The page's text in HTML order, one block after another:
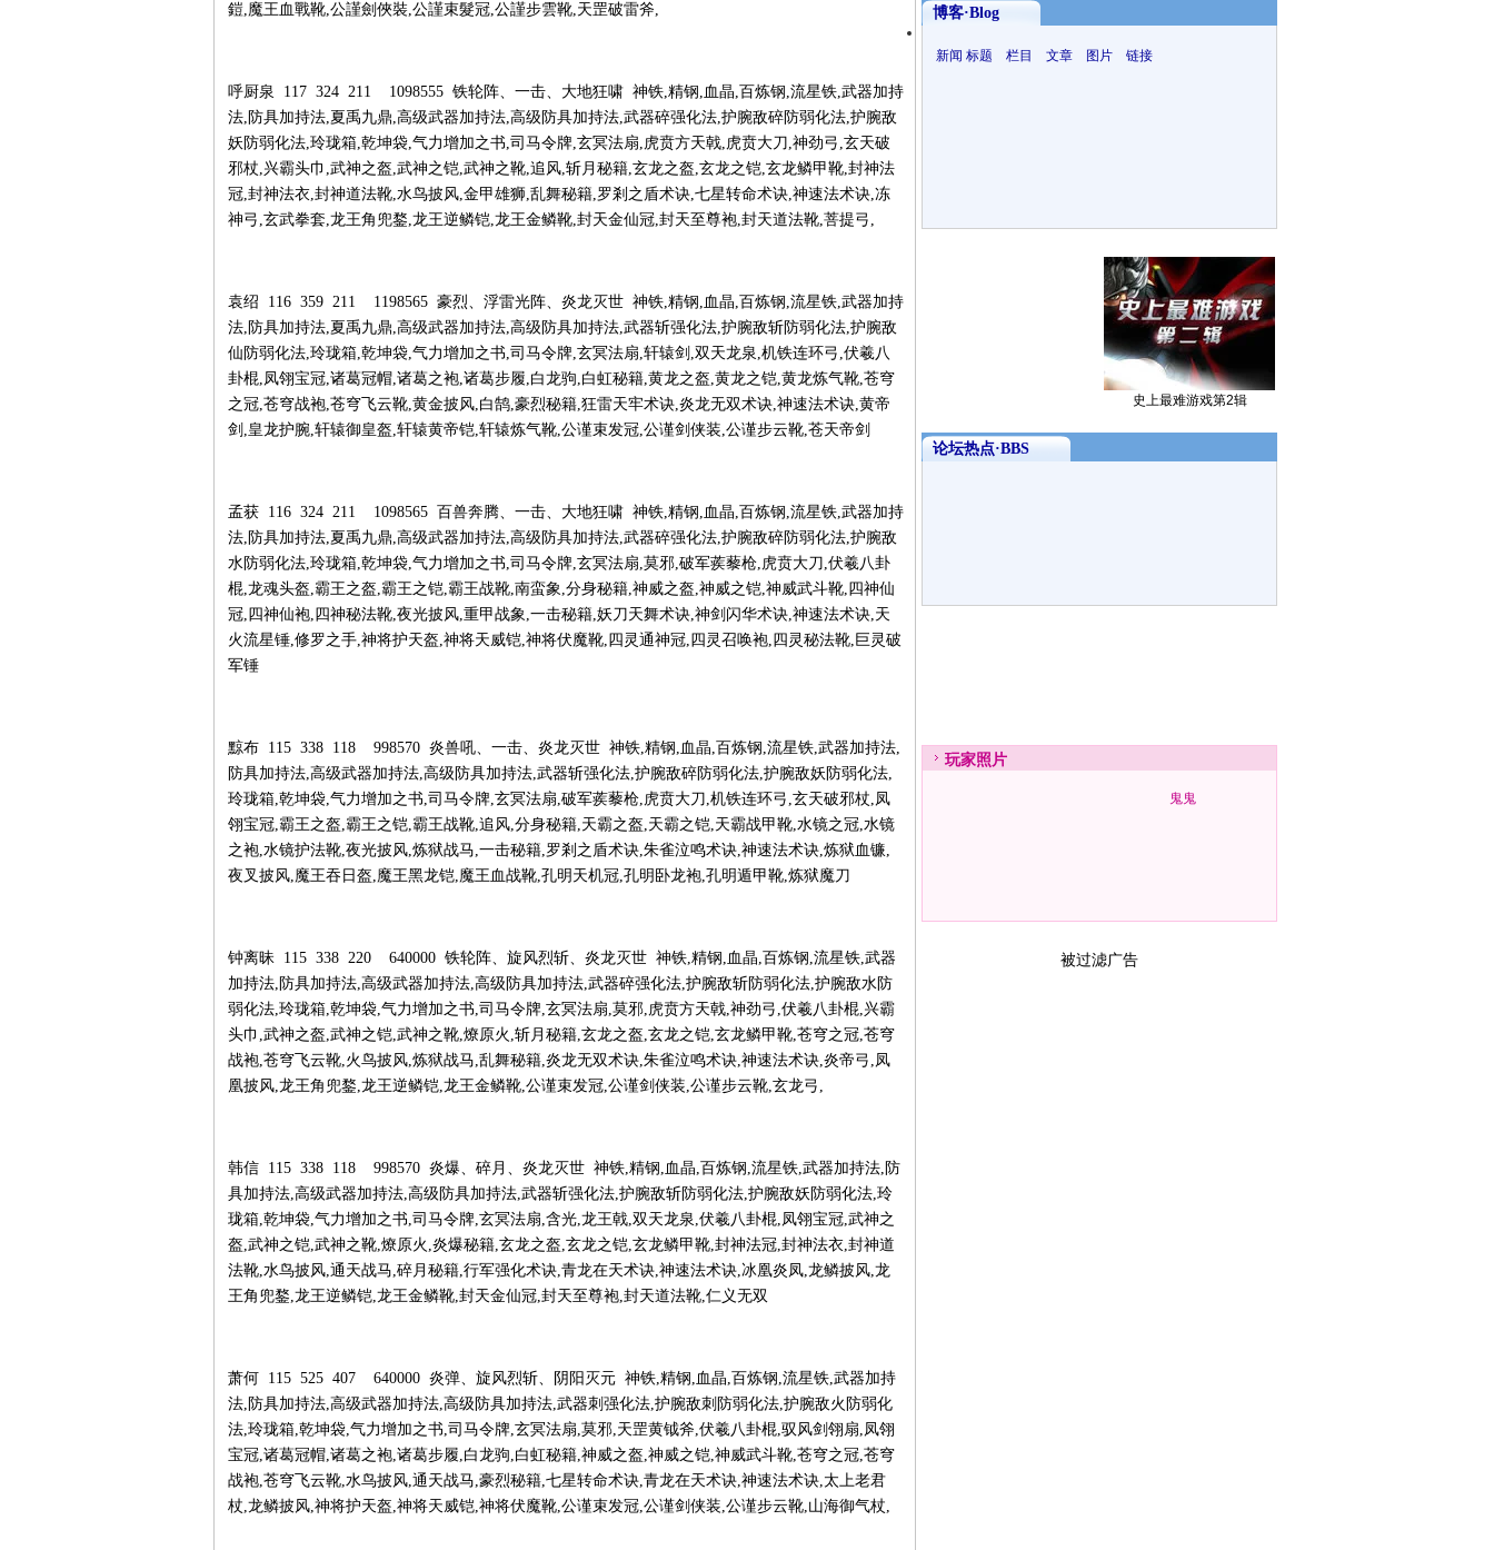
鎧,魔王血戰靴,公謹劍俠裝,公謹束髮冠,公謹步雲靴,天罡破雷斧,
呼厨泉 117 324 211 1098555 铁轮阵、一击、大地狂啸 神铁,精钢,血晶,百炼钢,流星铁,武器加持
法,防具加持法,夏禹九鼎,高级武器加持法,高级防具加持法,武器碎强化法,护腕敌碎防弱化法,护腕敌
妖防弱化法,玲珑箱,乾坤袋,气力增加之书,司马令牌,玄冥法扇,虎贲方天戟,虎贲大刀,神劲弓,玄天破
邪杖,兴霸头巾,武神之盔,武神之铠,武神之靴,追风,斩月秘籍,玄龙之盔,玄龙之铠,玄龙鳞甲靴,封神法
冠,封神法衣,封神道法靴,水鸟披风,金甲雄狮,乱舞秘籍,罗剎之盾术诀,七星转命术诀,神速法术诀,冻
神弓,玄武拳套,龙王角兜鍪,龙王逆鳞铠,龙王金鳞靴,封天金仙冠,封天至尊袍,封天道法靴,菩提弓,
袁绍 116 359 211 1198565 豪烈、浮雷光阵、炎龙灭世 神铁,精钢,血晶,百炼钢,流星铁,武器加持
法,防具加持法,夏禹九鼎,高级武器加持法,高级防具加持法,武器斩强化法,护腕敌斩防弱化法,护腕敌
仙防弱化法,玲珑箱,乾坤袋,气力增加之书,司马令牌,玄冥法扇,轩辕剑,双天龙泉,机铁连环弓,伏羲八
卦棍,凤翎宝冠,诸葛冠帽,诸葛之袍,诸葛步履,白龙驹,白虹秘籍,黄龙之盔,黄龙之铠,黄龙炼气靴,苍穹
之冠,苍穹战袍,苍穹飞云靴,黄金披风,白鹄,豪烈秘籍,狂雷天牢术诀,炎龙无双术诀,神速法术诀,黄帝
剑,皇龙护腕,轩辕御皇盔,轩辕黄帝铠,轩辕炼气靴,公谨束发冠,公谨剑侠装,公谨步云靴,苍天帝剑
孟获 116 324 211 1098565 百兽奔腾、一击、大地狂啸 神铁,精钢,血晶,百炼钢,流星铁,武器加持
法,防具加持法,夏禹九鼎,高级武器加持法,高级防具加持法,武器碎强化法,护腕敌碎防弱化法,护腕敌
水防弱化法,玲珑箱,乾坤袋,气力增加之书,司马令牌,玄冥法扇,莫邪,破军蒺藜枪,虎贲大刀,伏羲八卦
棍,龙魂头盔,霸王之盔,霸王之铠,霸王战靴,南蛮象,分身秘籍,神威之盔,神威之铠,神威武斗靴,四神仙
冠,四神仙袍,四神秘法靴,夜光披风,重甲战象,一击秘籍,妖刀天舞术诀,神剑闪华术诀,神速法术诀,天
火流星锤,修罗之手,神将护天盔,神将天威铠,神将伏魔靴,四灵通神冠,四灵召唤袍,四灵秘法靴,巨灵破
军锤
黥布 115 338 118 998570 炎兽吼、一击、炎龙灭世 神铁,精钢,血晶,百炼钢,流星铁,武器加持法,
防具加持法,高级武器加持法,高级防具加持法,武器斩强化法,护腕敌碎防弱化法,护腕敌妖防弱化法,
玲珑箱,乾坤袋,气力增加之书,司马令牌,玄冥法扇,破军蒺藜枪,虎贲大刀,机铁连环弓,玄天破邪杖,凤
翎宝冠,霸王之盔,霸王之铠,霸王战靴,追风,分身秘籍,天霸之盔,天霸之铠,天霸战甲靴,水镜之冠,水镜
之袍,水镜护法靴,夜光披风,炼狱战马,一击秘籍,罗剎之盾术诀,朱雀泣鸣术诀,神速法术诀,炼狱血镰,
夜叉披风,魔王吞日盔,魔王黑龙铠,魔王血战靴,孔明天机冠,孔明卧龙袍,孔明遁甲靴,炼狱魔刀
钟离昧 115 338 220 640000 铁轮阵、旋风烈斩、炎龙灭世 神铁,精钢,血晶,百炼钢,流星铁,武器
加持法,防具加持法,高级武器加持法,高级防具加持法,武器碎强化法,护腕敌斩防弱化法,护腕敌水防
弱化法,玲珑箱,乾坤袋,气力增加之书,司马令牌,玄冥法扇,莫邪,虎贲方天戟,神劲弓,伏羲八卦棍,兴霸
头巾,武神之盔,武神之铠,武神之靴,燎原火,斩月秘籍,玄龙之盔,玄龙之铠,玄龙鳞甲靴,苍穹之冠,苍穹
战袍,苍穹飞云靴,火鸟披风,炼狱战马,乱舞秘籍,炎龙无双术诀,朱雀泣鸣术诀,神速法术诀,炎帝弓,凤
凰披风,龙王角兜鍪,龙王逆鳞铠,龙王金鳞靴,公谨束发冠,公谨剑侠装,公谨步云靴,玄龙弓,
韩信 115 338 118 998570 炎爆、碎月、炎龙灭世 神铁,精钢,血晶,百炼钢,流星铁,武器加持法,防
具加持法,高级武器加持法,高级防具加持法,武器斩强化法,护腕敌斩防弱化法,护腕敌妖防弱化法,玲
珑箱,乾坤袋,气力增加之书,司马令牌,玄冥法扇,含光,龙王戟,双天龙泉,伏羲八卦棍,凤翎宝冠,武神之
盔,武神之铠,武神之靴,燎原火,炎爆秘籍,玄龙之盔,玄龙之铠,玄龙鳞甲靴,封神法冠,封神法衣,封神道
法靴,水鸟披风,通天战马,碎月秘籍,行军强化术诀,青龙在天术诀,神速法术诀,冰凰炎凤,龙鳞披风,龙
王角兜鍪,龙王逆鳞铠,龙王金鳞靴,封天金仙冠,封天至尊袍,封天道法靴,仁义无双
萧何 115 525 407 640000 炎弹、旋风烈斩、阴阳灭元 神铁,精钢,血晶,百炼钢,流星铁,武器加持
法,防具加持法,高级武器加持法,高级防具加持法,武器刺强化法,护腕敌刺防弱化法,护腕敌火防弱化
法,玲珑箱,乾坤袋,气力增加之书,司马令牌,玄冥法扇,莫邪,天罡黄钺斧,伏羲八卦棍,驭风剑翎扇,凤翎
宝冠,诸葛冠帽,诸葛之袍,诸葛步履,白龙驹,白虹秘籍,神威之盔,神威之铠,神威武斗靴,苍穹之冠,苍穹
战袍,苍穹飞云靴,水鸟披风,通天战马,豪烈秘籍,七星转命术诀,青龙在天术诀,神速法术诀,太上老君
杖,龙鳞披风,神将护天盔,神将天威铠,神将伏魔靴,公谨束发冠,公谨剑侠装,公谨步云靴,山海御气杖,
博客·Blog
新闻 标题 栏目 文章 图片 链接
史上最难游戏第2辑
论坛热点·BBS
玩家照片
鬼鬼
被过滤广告